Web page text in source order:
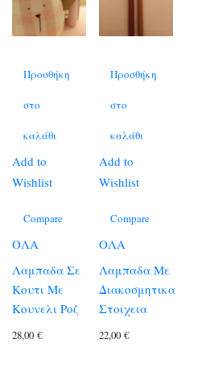
Προσθήκη
στο
καλάθι
Add to
Wishlist
Compare
ΟΛΑ
Λαμπαδα Σε
Κουτι Με
Κουνελι Ροζ
28,00 €
Προσθήκη
στο
καλάθι
Add to
Wishlist
Compare
ΟΛΑ
Λαμπαδα Με
Διακοσμητικα
Στοιχεια
22,00€